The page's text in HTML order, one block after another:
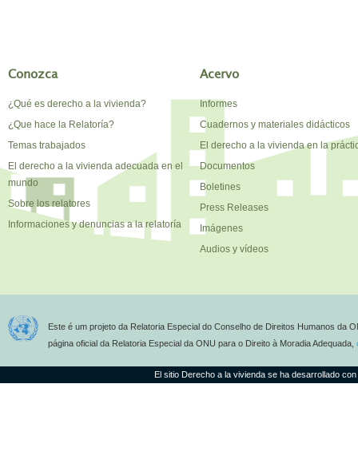
Conozca
¿Qué es derecho a la vivienda?
¿Que hace la Relatoría?
Temas trabajados
El derecho a la vivienda adecuada en el
mundo
Sobre los relatores
Informaciones y denuncias a la relatoría
Acervo
Informes
Cuadernos y materiales didácticos
El derecho a la vivienda en la
Documentos
Boletines
Press Releases
Imágenes
Audios y vídeos
Este é um projeto da Relatoria Especial do Conselho de Direitos Humanos da
página oficial da Relatoria Especial da ONU para o Direito à Moradia Adequada,
El sitio Derecho a la vivienda se ha desarrollado